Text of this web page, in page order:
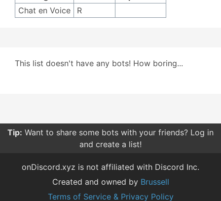
Chat en Voice
R
This list doesn't have any bots! How boring...
Tip: Want to share some bots with your friends? Log in
and create a list!
onDiscord.xyz is not affiliated with Discord Inc.
Created and owned by Brussell
Terms of Service & Privacy Policy